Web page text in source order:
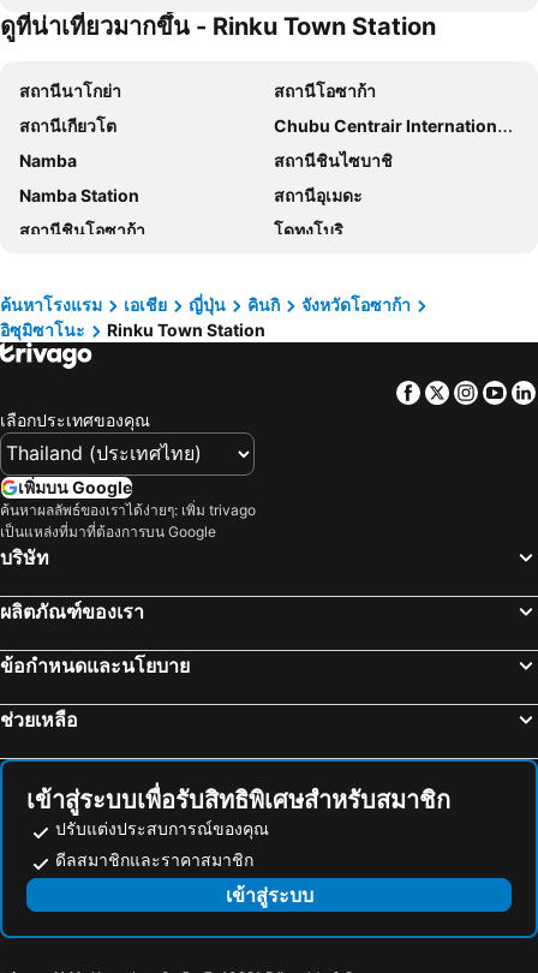
Hotel New Yutaka
karaksa Spring hotel Kansai Air Gate
Kansai Airport First Hotel
Kanku Joytel Hotel
SAKURAKICHI HOTEL
Hotel Kanade Kanku Kaizuka
Hotel Route-Inn Osaka Kishiwada -Higashikishiwada Ekimae Kansai Airport-
Izumisano Center Hotel
HATAGO INN Kansai Airport
ซิตี้ โฮเต็ล แอร์พอร์ท อิน พรินซ์
KURA HOTEL IZUMISANO
EZ HOTEL Kansai Airport Seaside
ดูที่น่าเที่ยวมากขึ้น - Rinku Town Station
สถานีนาโกย่า
สถานีโอซาก้า
สถานีเกียวโต
Chubu Centrair International Airport
Namba
สถานีชินไซบาชิ
Namba Station
สถานีอุเมดะ
สถานีชินโอซาก้า
โดทงโบริ
สนามบินนานาชาติคันไซ
สถานีซากาเอะ
Dotonbori
Ebisubashisuji Shopping Arcade
Japan Mint
สถานีโกเบ ซันโนมิยะ
สถานทีโทโยตะชิ
ปราสาทนิโจ
Suzuka Circuit
Itami Airport
Nara Park
Rinku Town Station
Awaji Island
International Airport Osaka
Himeji Station
Tottori Station
Kochi Station
Rinku Premium Outlets
ค้นหาโรงแรม เอเชีย ญี่ปุ่น คินกิ
จังหวัดโอซาก้า
อิซุมิซาโนะ
Rinku Town Station
Facebook
Twitter
เลือกประเทศของคุณ
เพิ่มบน Google
ค้นหาผลลัพธ์ของเราได้ง่ายๆ: เพิ่ม trivago
เป็นแหล่งที่มาที่ต้องการบน Google
บริษัท
ผลิตภัณฑ์ของเรา
ข้อกำหนดและนโยบาย
ช่วยเหลือ
เข้าสู่ระบบเพื่อรับสิทธิพิเศษสำหรับสมาชิก
ปรับแต่งประสบการณ์ของคุณ
ดีลสมาชิกและราคาสมาชิก
เข้าสู่ระบบ